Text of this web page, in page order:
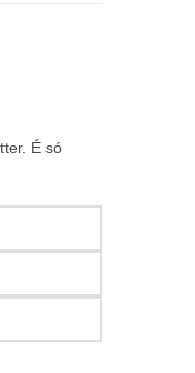
É só